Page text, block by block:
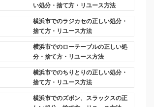
い処分・捨て方・リユース方法
横浜市でのラジカセの正しい処分・
捨て方・リユース方法
横浜市でのローテーブルの正しい処
分・捨て方・リユース方法
横浜市でのちりとりの正しい処分・
捨て方・リユース方法
横浜市でのズボン、スラックスの正